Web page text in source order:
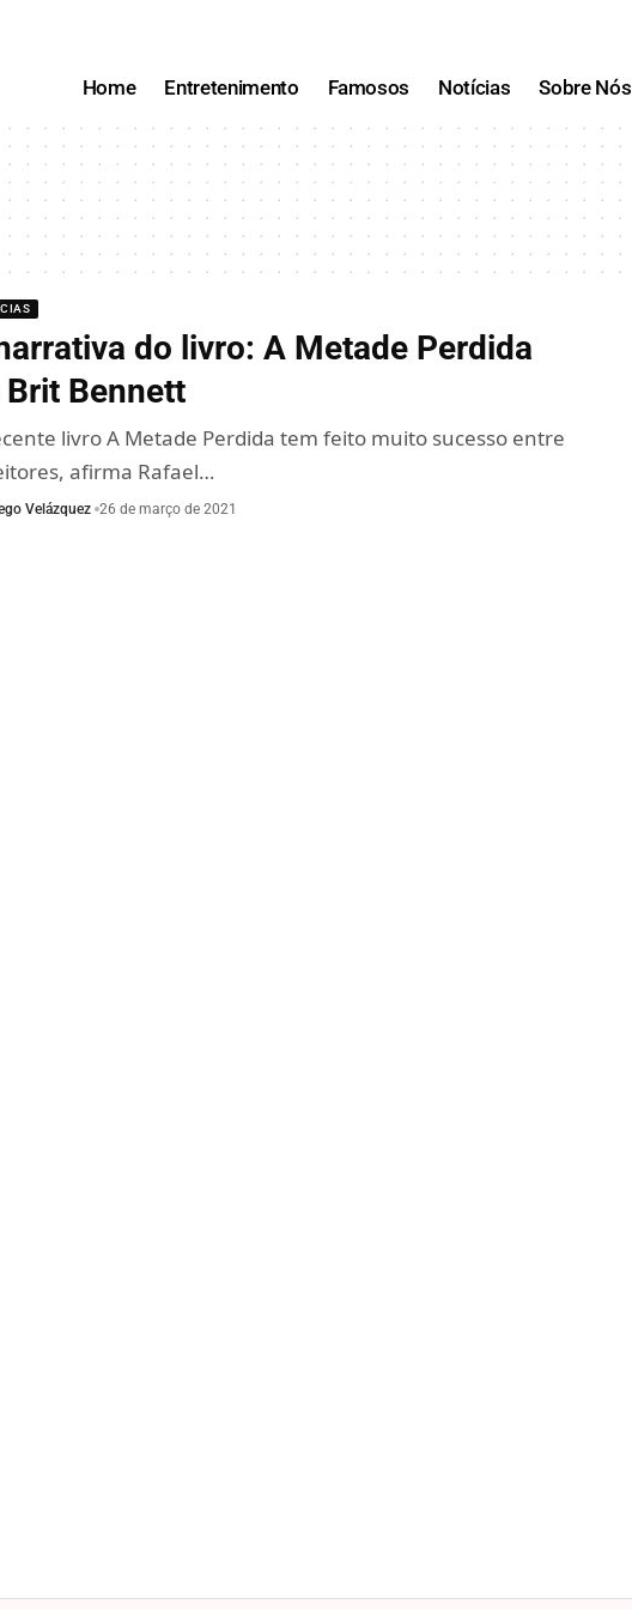
Home Entretenimento Famosos Notícias Sobre Nós
do livro: A Metade Perdida
Brit Bennett
livro A Metade Perdida tem feito muito sucesso entre
afirma Rafael…
Velázquez 26 de março de 2021